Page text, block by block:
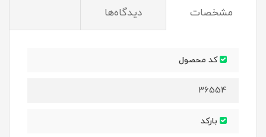
مشخصات دیدگاه‌ها
کد محصول
36554
بارکد